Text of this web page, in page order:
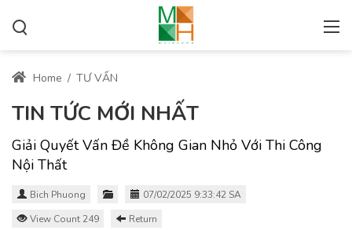
Home / TƯ VẤN
TIN TỨC MỚI NHẤT
Giải Quyết Vấn Đề Không Gian Nhỏ Với Thi Công
Nội Thất
Bich Phuong
07/02/2025 9:33:42 SA
View Count 249
Return